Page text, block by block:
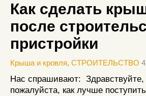
Как сделать
после
пристройки
Крыша и кровля, СТРОИТЕЛЬСТВО
Нас спрашивают: Здравствуйте,
пожалуйста, как лучше